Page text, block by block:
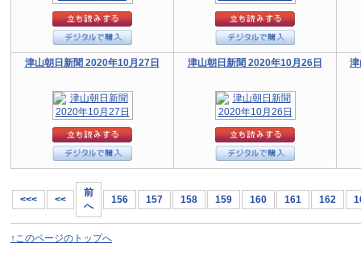
津山朝日新聞 2020年10月27日 津山朝日新聞 2020年10月26日
<<< <<
前
へ
156 157 158 159 160 161 162
↑このページのトップへ